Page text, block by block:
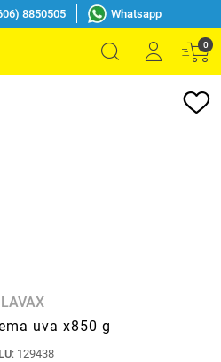
8850505 Whatsapp
0
LAVAX
uva x850 g
: 129438